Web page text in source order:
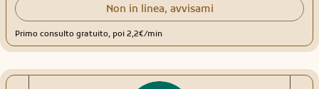
Non in linea, avvisami
Primo consulto gratuito, poi 2,2€/min